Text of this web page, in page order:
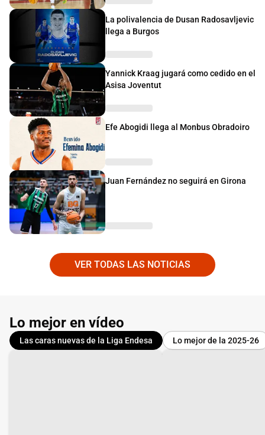
La polivalencia de Dusan Radosavljevic
llega a Burgos
Yannick Kraag jugará como cedido en el
Asisa Joventut
Efe Abogidi llega al Monbus Obradoiro
Juan Fernández no seguirá en Girona
VER TODAS LAS NOTICIAS
Lo mejor en vídeo
Las caras nuevas de la Liga Endesa Lo mejor de la 2025-26